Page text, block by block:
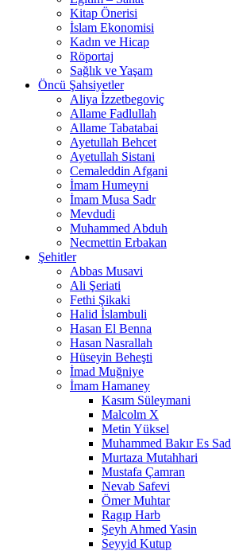
Kitap Önerisi
İslam Ekonomisi
Kadın ve Hicap
Röportaj
Sağlık ve Yaşam
Öncü Şahsiyetler
Aliya İzzetbegoviç
Allame Fadlullah
Allame Tabatabai
Ayetullah Behcet
Ayetullah Sistani
Cemaleddin Afgani
İmam Humeyni
İmam Musa Sadr
Mevdudi
Muhammed Abduh
Necmettin Erbakan
Şehitler
Abbas Musavi
Ali Şeriati
Fethi Şikaki
Halid İslambuli
Hasan El Benna
Hasan Nasrallah
Hüseyin Beheşti
İmad Muğniye
İmam Hamaney
Kasım Süleymani
Malcolm X
Metin Yüksel
Muhammed Bakır Es
Murtaza Mutahhari
Mustafa Çamran
Nevab Safevi
Ömer Muhtar
Ragıp Harb
Şeyh Ahmed Yasin
Seyyid Kutup